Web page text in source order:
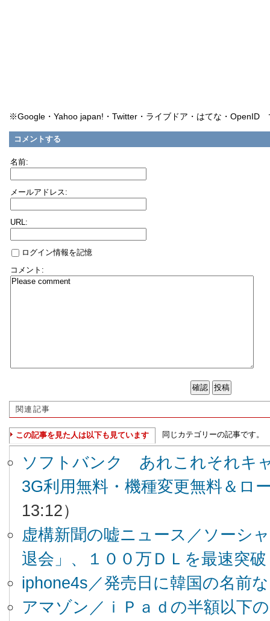
※Google・Yahoo japan!・Twitter・ライブドア・はてな・OpenID
コメントする
名前:
メールアドレス:
URL:
ログイン情報を記憶
コメント:
関連記事
この記事を見た人は以下も見ています 同じカテゴリーの記事です。
ソフトバンク あれこれそれキ
3G利用無料・機種変更無料＆ロ
13:12）
虚構新聞の嘘ニュース／ソーシ
退会」、１００万ＤＬを最速突破
iphone4s／発売日に韓国の名前
アマゾン／ｉＰａｄの半額以下